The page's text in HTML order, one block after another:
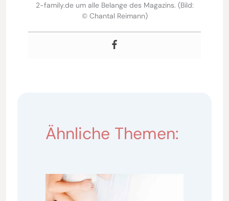
2-family.de um alle Belange des Magazins. (Bild:
© Chantal Reimann)
Ähnliche Themen: